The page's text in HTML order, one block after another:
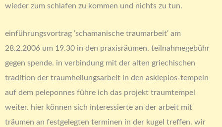
wieder zum schlafen zu kommen und nichts zu tun.
einführungsvortrag ’schamanische traumarbeit‘ am
28.2.2006 um 19.30 in den praxisräumen. teilnahmegebühr
gegen spende. in verbindung mit der alten griechischen
tradition der traumheilungsarbeit in den asklepios-tempeln
auf dem peleponnes führe ich das projekt traumtempel
weiter. hier können sich interessierte an der arbeit mit
träumen an festgelegten terminen in der kugel treffen. wir